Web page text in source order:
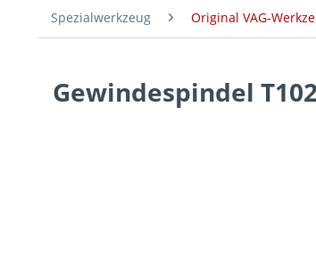
Spezialwerkzeug Original VAG-
Gewindespindel